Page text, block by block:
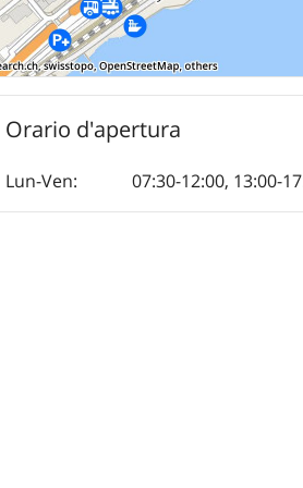
Orario d'apertura
Lun-Ven: 07:30-12:00, 13:00-